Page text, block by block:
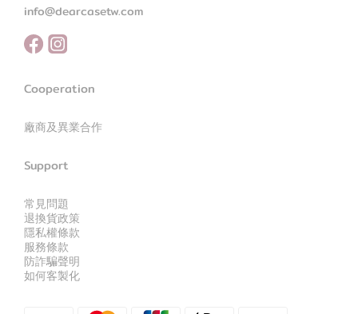
info@dearcasetw.com
Cooperation
廠商及異業合作
Support
常見問題
退換貨政策
隱私權條款
服務條款
防詐騙聲明
如何客製化